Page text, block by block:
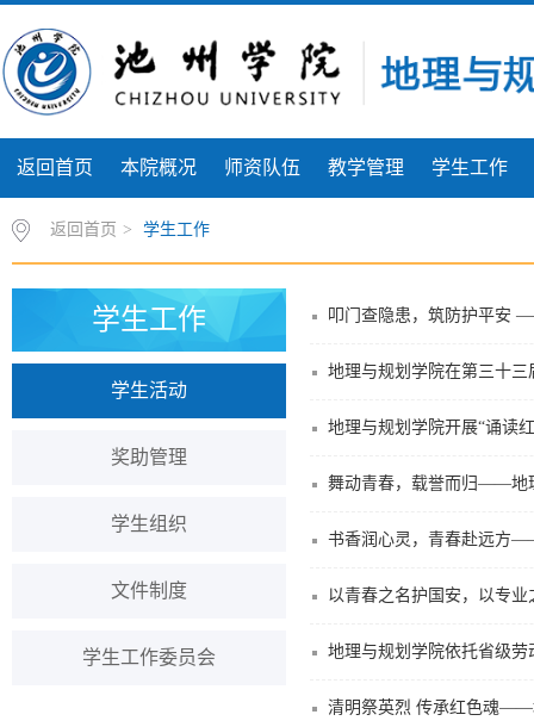
返回首页 本院概况 师资队伍 教学管理 学生工作
返回首页 > 学生工作
学生工作
学生活动
奖助管理
学生组织
文件制度
学生工作委员会
叩门查隐患，筑防护平安
地理与规划学院在第三十
地理与规划学院开展“诵读
舞动青春，载誉而归——地
书香润心灵，青春赴远方
以青春之名护国安，以专
地理与规划学院依托省级
清明祭英烈 传承红色魂——